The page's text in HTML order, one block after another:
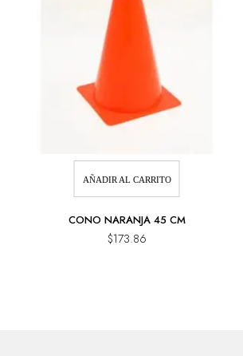
AÑADIR AL CARRITO
CONO NARANJA 45 CM
$173.86